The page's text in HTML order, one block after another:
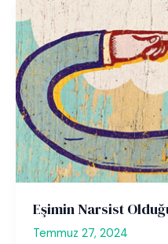
Eşimin Narsist
Temmuz 27, 2024